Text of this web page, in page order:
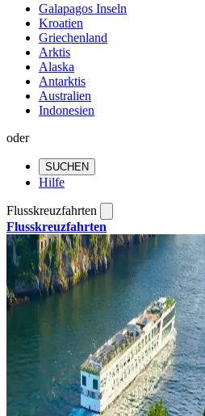
Galapagos Inseln
Kroatien
Griechenland
Arktis
Alaska
Antarktis
Australien
Indonesien
oder
SUCHEN
Hilfe
Flusskreuzfahrten
Flusskreuzfahrten